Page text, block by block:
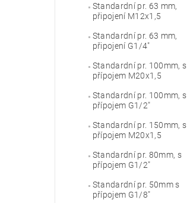
Standardní pr. 63 mm,
připojení M12x1,5
Standardní pr. 63 mm,
připojení G1/4"
Standardní pr. 100mm, s
přípojem M20x1,5
Standardní pr. 100mm, s
přípojem G1/2"
Standardní pr. 150mm, s
přípojem M20x1,5
Standardní pr. 80mm, s
přípojem G1/2"
Standardní pr. 50mm s
přípojem G1/8"